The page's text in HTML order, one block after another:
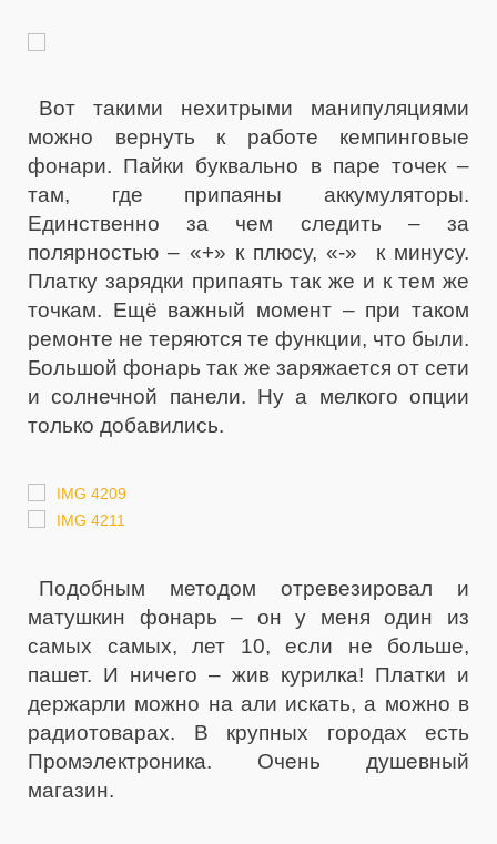
Вот такими нехитрыми манипуляциями
можно вернуть к работе кемпинговые
фонари. Пайки буквально в паре точек –
там, где припаяны аккумуляторы.
Единственно за чем следить – за
полярностью – «+» к плюсу, «-» к минусу.
Платку зарядки припаять так же и к тем же
точкам. Ещё важный момент – при таком
ремонте не теряются те функции, что были.
Большой фонарь так же заряжается от сети
и солнечной панели. Ну а мелкого опции
только добавились.
Подобным методом отревезировал и
матушкин фонарь – он у меня один из
самых самых, лет 10, если не больше,
пашет. И ничего – жив курилка! Платки и
держарли можно на али искать, а можно в
радиотоварах. В крупных городах есть
Промэлектроника. Очень душевный
магазин.